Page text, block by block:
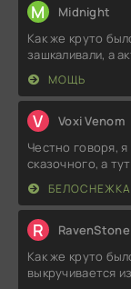
M Midnight
Как же круто
зашкаливали, а
МОЩЬ
V Voxi Venom
Честно говоря,
сказочного, а
R RavenStone
Как же круто
выкручивается из